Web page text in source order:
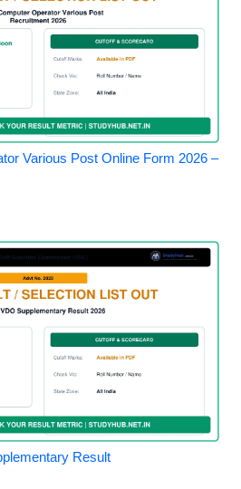
Various Post Online Form 2026 –
Result